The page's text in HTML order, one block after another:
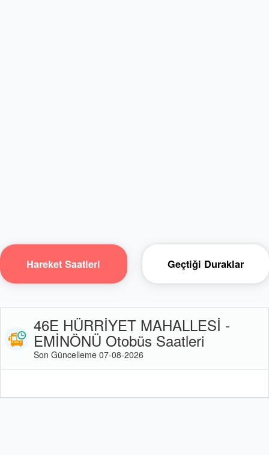
Hareket Saatleri Geçtiği Duraklar
46E HÜRRİYET MAHALLESİ -
EMİNÖNÜ Otobüs Saatleri
Son Güncelleme 07-08-2026